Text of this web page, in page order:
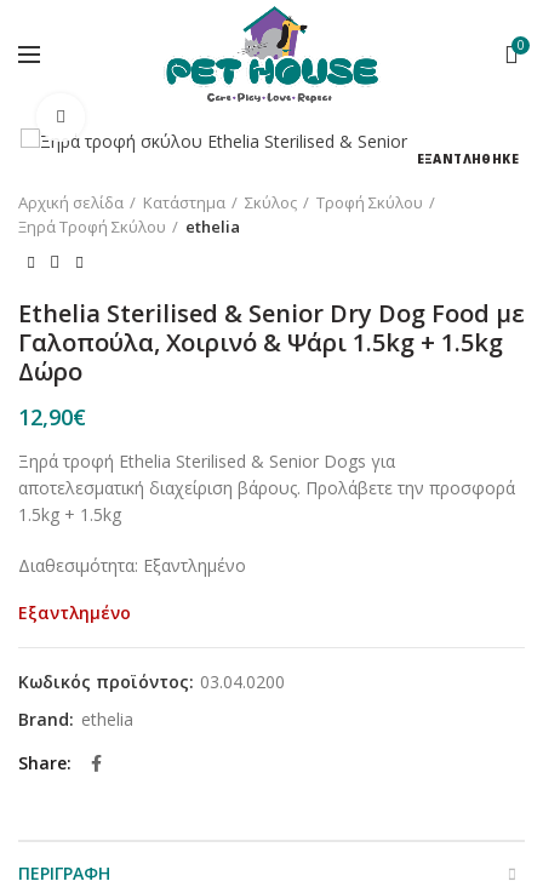
0
ΕΞΑΝΤΛΗΘΗΚΕ
Αρχική σελίδα Κατάστημα Σκύλος
Τροφή Σκύλου
Ξηρά Τροφή Σκύλου
ethelia
Ethelia Sterilised & Senior Dry Dog Food με
Γαλοπούλα, Χοιρινό & Ψάρι 1.5kg + 1.5kg
Δώρο
12,90€
Ξηρά τροφή Ethelia Sterilised & Senior Dogs για
αποτελεσματική διαχείριση βάρους. Προλάβετε την προσφορά
1.5kg + 1.5kg
Διαθεσιμότητα: Εξαντλημένο
Εξαντλημένο
Κωδικός προϊόντος: 03.04.0200
Brand: ethelia
Share
ΠΕΡΙΓΡΑΦΉ